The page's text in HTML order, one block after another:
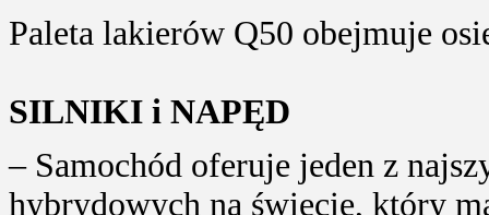
Paleta lakierów Q50 obejmuje
SILNIKI i NAPĘD
– Samochód oferuje jeden z
hybrydowych na świecie, który